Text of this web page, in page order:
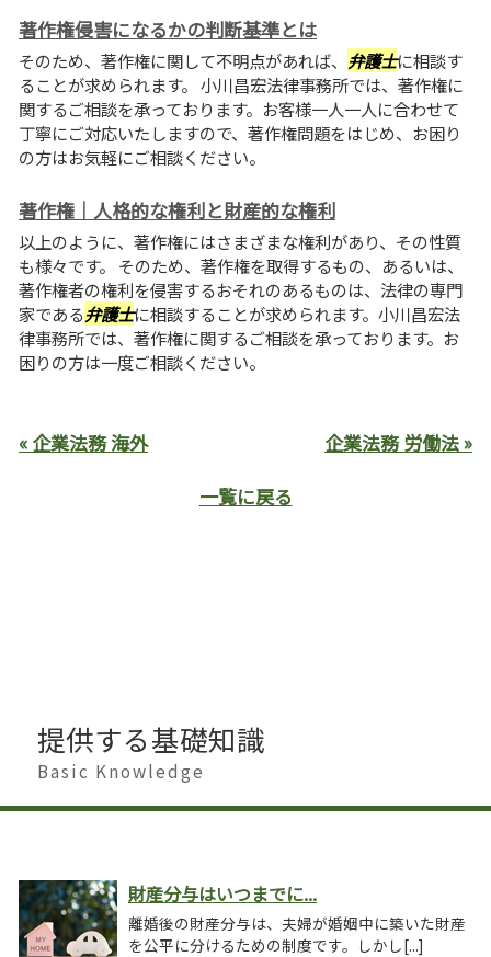
著作権侵害になるかの判断基準とは
そのため、著作権に関して不明点があれば、 弁護士に相談す
ることが求められます。 小川昌宏法律事務所では、著作権に
関するご相談を承っております。お客様一人一人に合わせて
丁寧にご対応いたしますので、著作権問題をはじめ、お困り
の方はお気軽にご相談ください。
著作権｜人格的な権利と財産的な権利
以上のように、著作権にはさまざまな権利があり、その性質
も様々です。 そのため、著作権を取得するもの、あるいは、
著作権者の権利を侵害するおそれのあるものは、法律の専門
家である弁護士に相談することが求められます。小川昌宏法
律事務所では、著作権に関するご相談を承っております。お
困りの方は一度ご相談ください。
« 企業法務 海外
企業法務 労働法 »
一覧に戻る
提供する基礎知識
Basic Knowledge
財産分与はいつまでに...
離婚後の財産分与は、夫婦が婚姻中に築いた財産
を公平に分けるための制度です。しかし[...]